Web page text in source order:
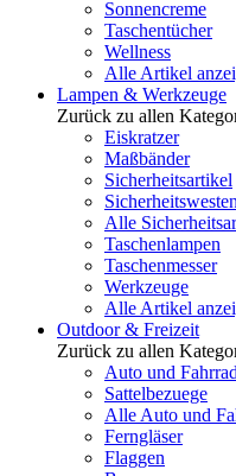
Sonnencreme
Taschentücher
Wellness
Alle Artikel
Lampen & Werkzeuge
Zurück zu allen
Eiskratzer
Maßbänder
Sicherheitsartikel
Sicherheitswesten
Alle
Taschenlampen
Taschenmesser
Werkzeuge
Alle Artikel
Outdoor & Freizeit
Zurück zu allen
Auto und Fahrrad
Sattelbezuege
Alle Auto und
Ferngläser
Flaggen